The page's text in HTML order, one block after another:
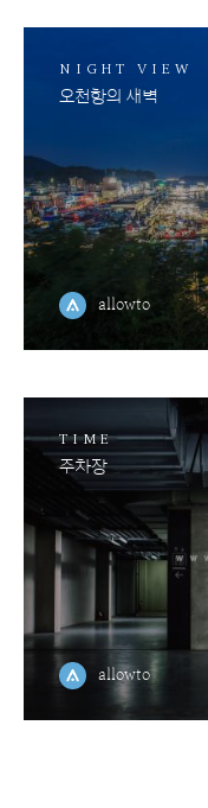
NIGHT VIEW
오천항의 새벽
allowto
TIME
주차장
allowto